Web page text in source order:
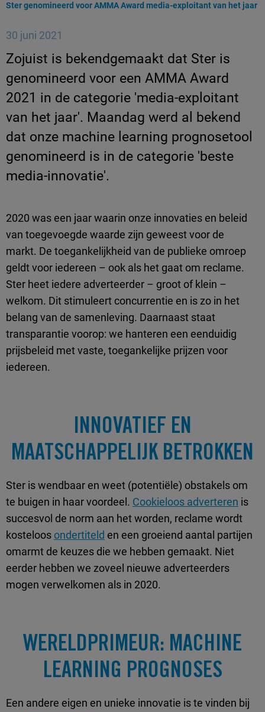
Huidige pagina:
Ster genomineerd voor AMMA Award media-exploitant van het jaar
30 juni 2021
Zojuist is bekendgemaakt dat Ster is
genomineerd voor een AMMA Award
2021 in de categorie 'media-exploitant
van het jaar'. Maandag werd al bekend
dat onze machine learning prognosetool
genomineerd is in de categorie 'beste
media-innovatie'.
2020 was een jaar waarin onze innovaties en beleid
van toegevoegde waarde zijn geweest voor de
markt. De toegankelijkheid van de publieke omroep
geldt voor iedereen – ook als het gaat om reclame.
Ster heet iedere adverteerder – groot of klein –
welkom. Dit stimuleert concurrentie en is zo in het
belang van de samenleving. Daarnaast staat
transparantie voorop: we hanteren een eenduidig
prijsbeleid met vaste, toegankelijke prijzen voor
iedereen.
INNOVATIEF EN
MAATSCHAPPELIJK BETROKKEN
Ster is wendbaar en weet (potentiële) obstakels om
te buigen in haar voordeel. Cookieloos adverteren is
succesvol de norm aan het worden, reclame wordt
kosteloos ondertiteld en een groeiend aantal partijen
omarmt de keuzes die we hebben gemaakt. Niet
eerder hebben we zoveel nieuwe adverteerders
mogen verwelkomen als in 2020.
WERELDPRIMEUR: MACHINE
LEARNING PROGNOSES
Een andere eigen en unieke innovatie is te vinden bij